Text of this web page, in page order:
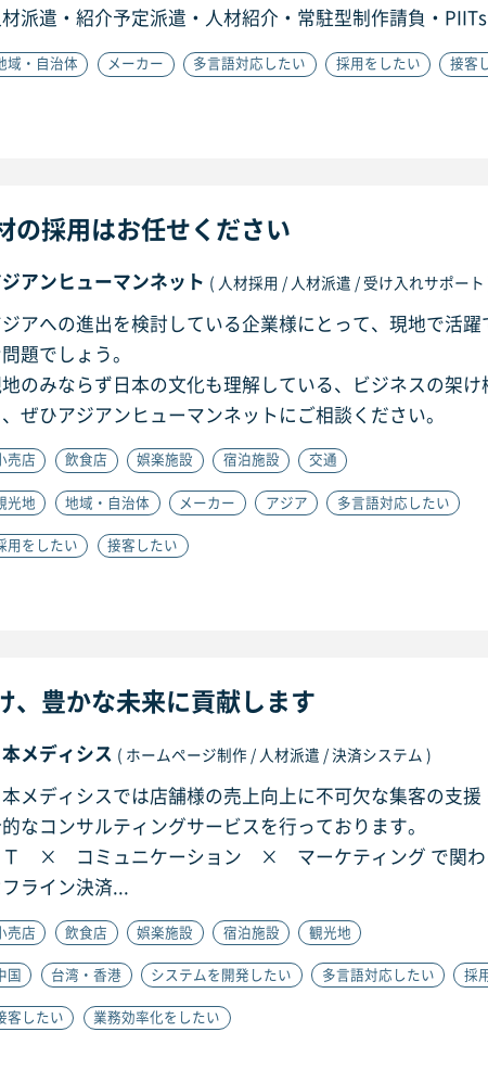
派遣・紹介予定派遣・人材紹介・常駐型制作請負・
域・自治体 メーカー 多言語対応したい 採用をしたい 接客
の採用はお任せください
アンヒューマンネット ( 人材採用 / 人材派遣 / 受け入れサポート
アへの進出を検討している企業様にとって、現地で活
題でしょう。
のみならず日本の文化も理解している、ビジネスの架
ぜひアジアンヒューマンネットにご相談ください。
売店 飲食店 娯楽施設 宿泊施設 交通
光地 地域・自治体 メーカー アジア 多言語対応したい
用をしたい 接客したい
、豊かな未来に貢献します
メディシス ( ホームページ制作 / 人材派遣 / 決済システム )
メディシスでは店舗様の売上向上に不可欠な集客の支
なコンサルティングサービスを行っております。
Ｔ × コミュニケーション × マーケティング で関わる
ライン決済...
売店 飲食店 娯楽施設 宿泊施設 観光地
国 台湾・香港 システムを開発したい 多言語対応したい 採
客したい 業務効率化をしたい